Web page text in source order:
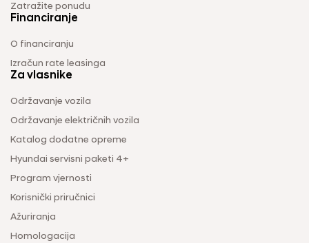
Zatražite ponudu
Financiranje
O financiranju
Izračun rate leasinga
Za vlasnike
Održavanje vozila
Održavanje električnih vozila
Katalog dodatne opreme
Hyundai servisni paketi 4+
Program vjernosti
Korisnički priručnici
Ažuriranja
Homologacija